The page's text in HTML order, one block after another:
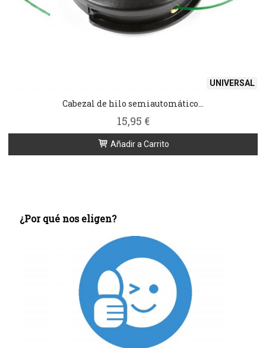
¿Por qué nos eligen?
UNIVERSAL
Cabezal de hilo semiautomático...
15,95 €
Añadir a Carrito